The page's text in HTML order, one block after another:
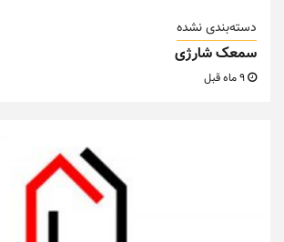
دسته‌بندی نشده
سمعک شارژی